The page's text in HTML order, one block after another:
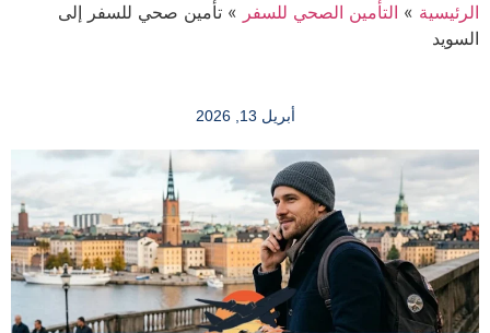
الرئيسية» التأمين الصحي للسفر » تأمين صحي للسفر إلى
السويد
أبريل 13, 2026